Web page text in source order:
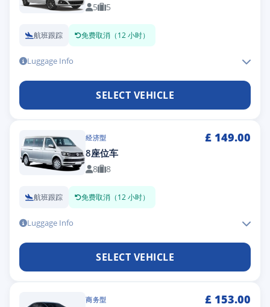
5 5
航班跟踪 免费取消（12 小时）
Luggage Info
SELECT VEHICLE
经济型 £ 149.00
8座位车
8 8
航班跟踪 免费取消（12 小时）
Luggage Info
SELECT VEHICLE
商务型 £ 153.00